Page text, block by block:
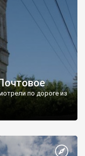
по дороге из